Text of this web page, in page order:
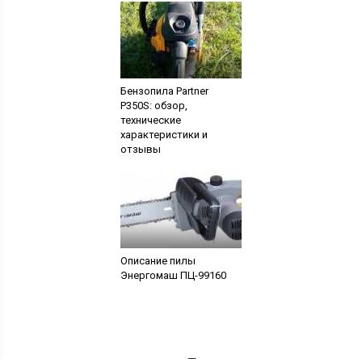
Бензопила Partner
P350S: обзор,
технические
характеристики и
отзывы
Описание пилы
Энергомаш ПЦ-99160